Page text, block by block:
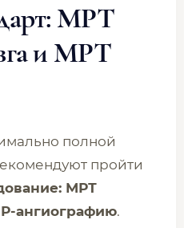
МРТ
и МРТ
полной
пройти
МРТ
ангиографию.